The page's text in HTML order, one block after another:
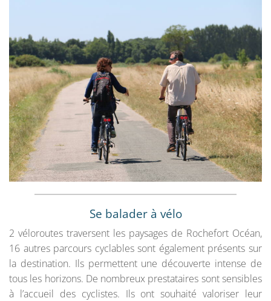
Se balader à vélo
2 véloroutes traversent les paysages de Rochefort Océan,
16 autres parcours cyclables sont également présents sur
la destination. Ils permettent une découverte intense de
tous les horizons. De nombreux prestataires sont sensibles
à l’accueil des cyclistes. Ils ont souhaité valoriser leur